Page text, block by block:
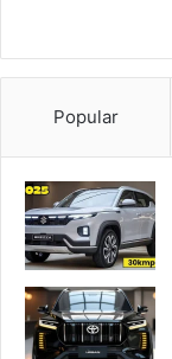
Popular